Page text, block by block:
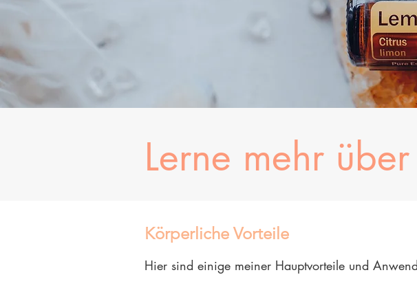
Lerne mehr
Körperliche Vorteile
Hier sind einige meiner Hauptvorteile und